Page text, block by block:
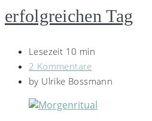
erfolgreichen Tag
Lesezeit 10 min
2 Kommentare
by Ulrike Bossmann